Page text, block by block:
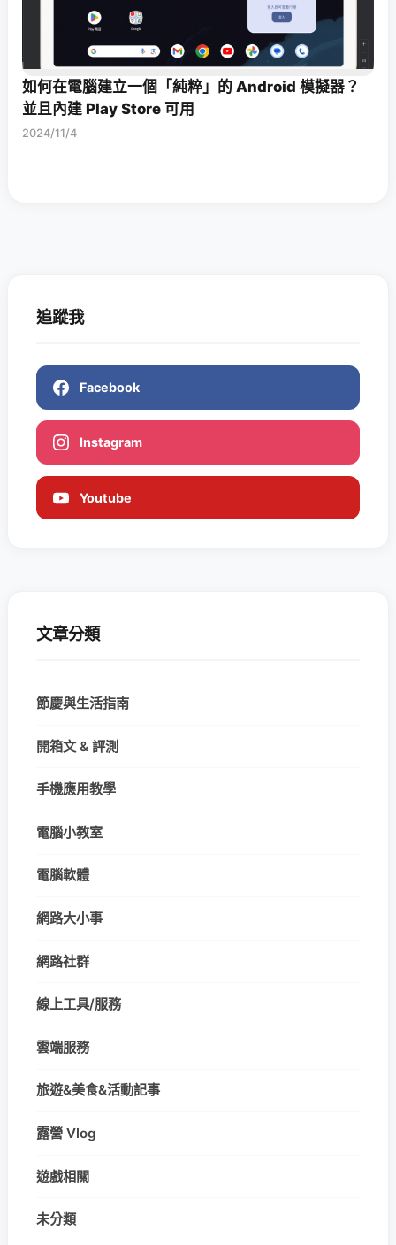
如何在電腦建立一個「純粹」的 Android 模擬器？
並且內建 Play Store 可用
2024/11/4
追蹤我
Facebook
Instagram
Youtube
文章分類
節慶與生活指南
開箱文 & 評測
手機應用教學
電腦小教室
電腦軟體
網路大小事
網路社群
線上工具/服務
雲端服務
旅遊&美食&活動記事
露營 Vlog
遊戲相關
未分類